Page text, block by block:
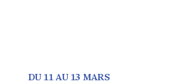
DU 11 AU 13 MARS